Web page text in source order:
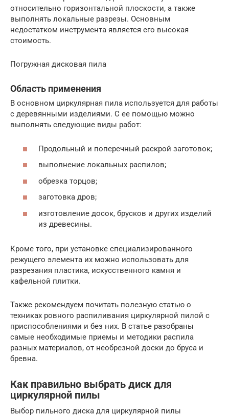
относительно горизонтальной плоскости, а также
выполнять локальные разрезы. Основным
недостатком инструмента является его высокая
стоимость.
Погружная дисковая пила
Область применения
В основном циркулярная пила используется для работы
с деревянными изделиями. С ее помощью можно
выполнять следующие виды работ:
Продольный и поперечный раскрой заготовок;
выполнение локальных распилов;
обрезка торцов;
заготовка дров;
изготовление досок, брусков и других изделий
из древесины.
Кроме того, при установке специализированного
режущего элемента их можно использовать для
разрезания пластика, искусственного камня и
кафельной плитки.
Также рекомендуем почитать полезную статью о
техниках ровного распиливания циркулярной пилой с
приспособлениями и без них. В статье разобраны
самые необходимые приемы и методики распила
разных материалов, от необрезной доски до бруса и
бревна.
Как правильно выбрать диск для
циркулярной пилы
Выбор пильного диска для циркулярной пилы